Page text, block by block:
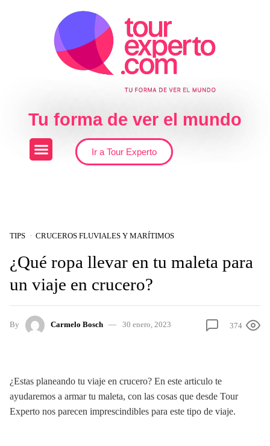
Tu forma de ver el mundo
Ir a Tour Experto
TIPS CRUCEROS FLUVIALES Y MARÍTIMOS
¿Qué ropa llevar en tu maleta para
un viaje en crucero?
By Carmelo Bosch 30 enero, 2023 374
¿Estas planeando tu viaje en crucero? En este articulo te
ayudaremos a armar tu maleta, con las cosas que desde Tour
Experto nos parecen imprescindibles para este tipo de viaje.